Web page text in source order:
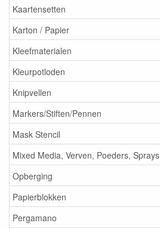
Kaartensetten
Karton / Papier
Kleefmaterialen
Kleurpotloden
Knipvellen
Markers/Stiften/Pennen
Mask Stencil
Mixed Media, Verven, Poeders, Sprays
Opberging
Papierblokken
Pergamano